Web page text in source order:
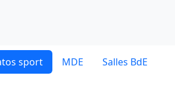
sport MDE Salles BdE